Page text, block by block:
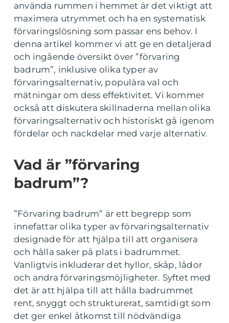
använda rummen i hemmet är det viktigt att
maximera utrymmet och ha en systematisk
förvaringslösning som passar ens behov. I
denna artikel kommer vi att ge en detaljerad
och ingående översikt över ”förvaring
badrum”, inklusive olika typer av
förvaringsalternativ, populära val och
mätningar om dess effektivitet. Vi kommer
också att diskutera skillnaderna mellan olika
förvaringsalternativ och historiskt gå igenom
fördelar och nackdelar med varje alternativ.
Vad är ”förvaring
badrum”?
”Förvaring badrum” är ett begrepp som
innefattar olika typer av förvaringsalternativ
designade för att hjälpa till att organisera
och hålla saker på plats i badrummet.
Vanligtvis inkluderar det hyllor, skåp, lådor
och andra förvaringsmöjligheter. Syftet med
det är att hjälpa till att hålla badrummet
rent, snyggt och strukturerat, samtidigt som
det ger enkel åtkomst till nödvändiga